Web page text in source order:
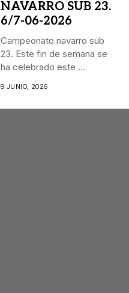
NAVARRO SUB 23.
6/7-06-2026
Campeonato navarro sub
23. Este fin de semana se
ha celebrado este ...
9 JUNIO, 2026